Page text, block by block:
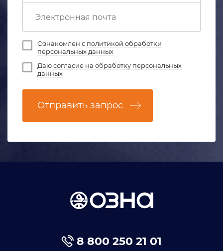
Ознакомлен с политикой обработки
персональных данных
Даюсогласие на обработку персональных
данных
Отправить запрос
8 800 250 21 01